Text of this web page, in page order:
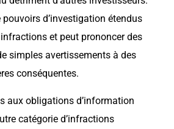
pouvoirs d’investigation étendus
et peut prononcer des
simples avertissements à des
conséquentes.
aux obligations d’information
catégorie d’infractions